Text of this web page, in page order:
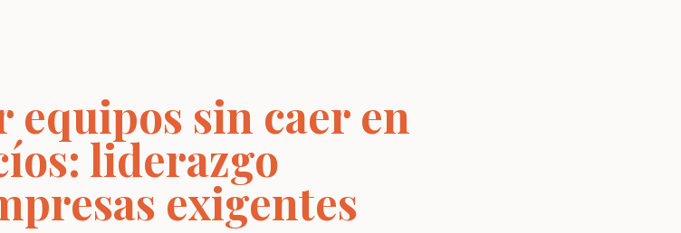
equipos sin caer en
liderazgo
exigentes